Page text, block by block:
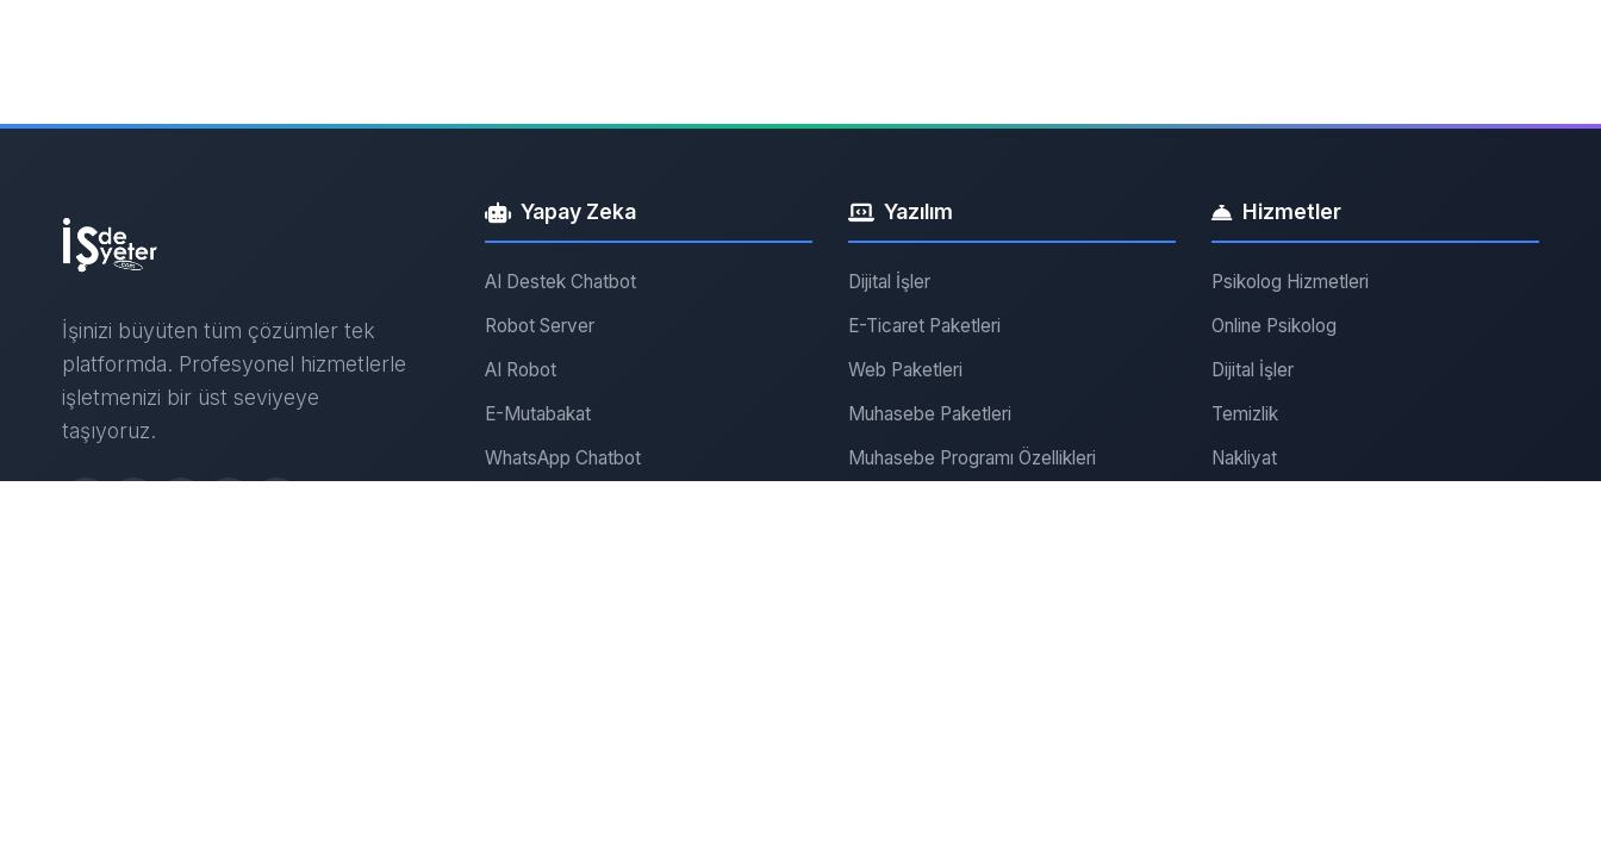
İşinizi büyüten tüm çözümler tek
platformda. Profesyonel hizmetlerle
işletmenizi bir üst seviyeye
taşıyoruz.
Yapay Zeka
AI Destek Chatbot
Robot Server
AI Robot
E-Mutabakat
WhatsApp Chatbot
Yazılım
Dijital İşler
E-Ticaret Paketleri
Web Paketleri
Muhasebe Paketleri
Muhasebe Programı Özellikleri
Hizmetler
Psikolog Hizmetleri
Online Psikolog
Dijital İşler
Temizlik
Nakliyat